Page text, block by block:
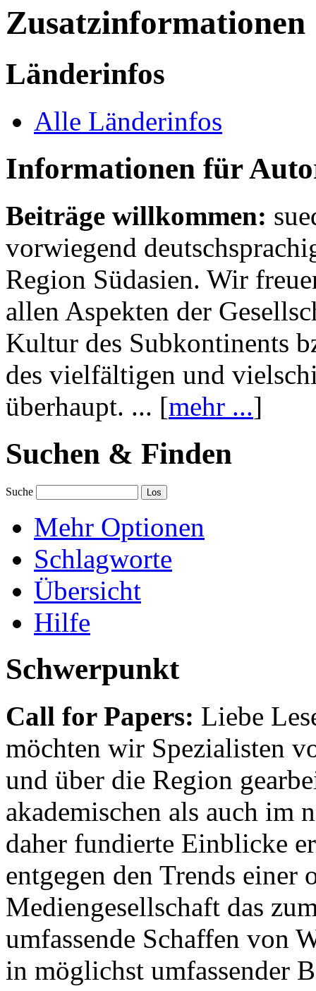
Zusatzinformationen
Länderinfos
Alle Länderinfos
Informationen für
Beiträge willkommen:
vorwiegend
Region Südasien. Wir
allen Aspekten der
Kultur des Subkontinents
des vielfältigen und
überhaupt. ... [mehr ...]
Suchen & Finden
Suche
Mehr Optionen
Schlagworte
Übersicht
Hilfe
Schwerpunkt
Call for Papers: Liebe
möchten wir Spezialisten
und über die Region
akademischen als auch im
daher fundierte Einblicke
entgegen den Trends einer
Mediengesellschaft das
umfassende Schaffen von
in möglichst umfassender